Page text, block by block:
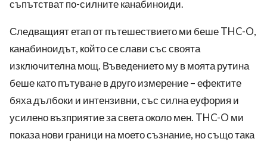
съпътстват по-силните канабиноиди.
Следващият етап от пътешествието ми беше THC-O,
канабиноидът, който се слави със своята
изключителна мощ. Въведението му в моята рутина
беше като пътуване в друго измерение – ефектите
бяха дълбоки и интензивни, със силна еуфория и
усилено възприятие за света около мен. THC-O ми
показа нови граници на моето съзнание, но също така